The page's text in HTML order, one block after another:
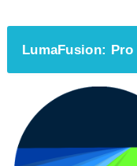
LumaFusion: